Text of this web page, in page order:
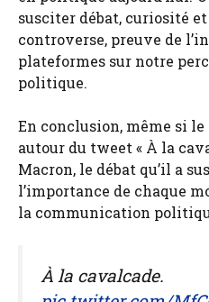
susciter débat, curiosité
controverse, preuve de
plateformes sur notre
politique.
En conclusion, même si
autour du tweet « À la
Macron, le débat qu’il a
l’importance de chaque
la communication
À la cavalcade.